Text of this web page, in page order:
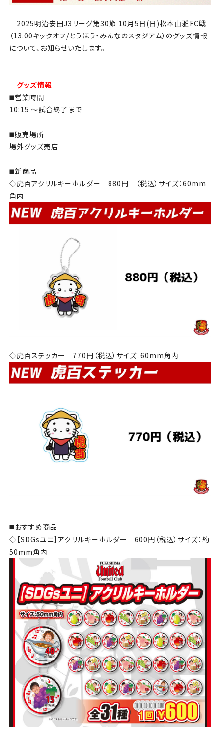
2025明治安田J3リーグ第30節 10月5日(日)松本山雅FC戦
（13:00キックオフ/とうほう・みんなのスタジアム）のグッズ情報
について、お知らせいたします。
│グッズ情報
◼️営業時間
10:15 ～試合終了まで
◼️販売場所
場外グッズ売店
◼️新商品
◇虎百アクリルキーホルダー 880円 （税込）サイズ：60mm
角内
◇虎百ステッカー 770円（税込）サイズ：60mm角内
◼️おすすめ商品
◇【SDGsユニ】アクリルキーホルダー 600円（税込）サイズ：約
50mm角内